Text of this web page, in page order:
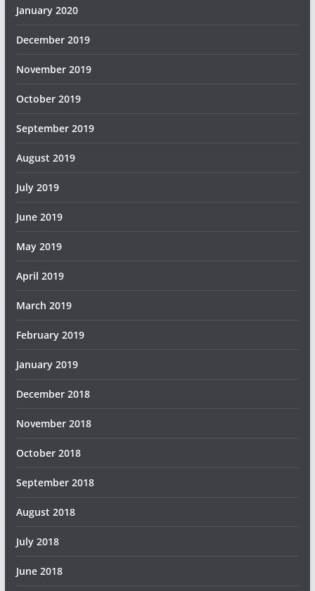
January 2020
December 2019
November 2019
October 2019
September 2019
August 2019
July 2019
June 2019
May 2019
April 2019
March 2019
February 2019
January 2019
December 2018
November 2018
October 2018
September 2018
August 2018
July 2018
June 2018